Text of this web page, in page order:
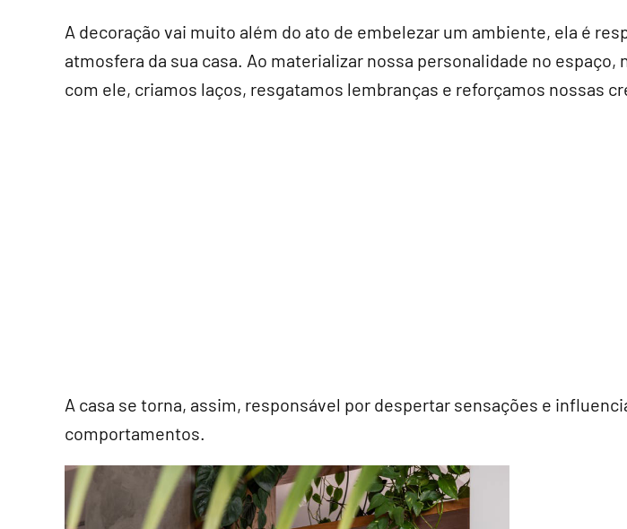
A decoração vai muito além do ato de embelezar um ambiente, ela é
atmosfera da sua casa. Ao materializar nossa personalidade no
com ele, criamos laços, resgatamos lembranças e reforçamos nossas
A casa se torna, assim, responsável por despertar sensações e
comportamentos.